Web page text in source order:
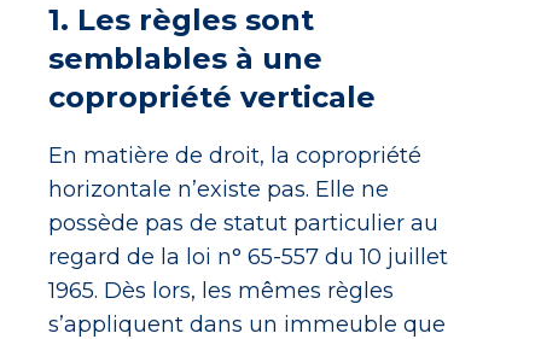
1. Les règles sont
semblables à une
copropriété verticale
En matière de droit, la copropriété
horizontale n’existe pas. Elle ne
possède pas de statut particulier au
regard de la loi n° 65-557 du 10 juillet
1965. Dès lors, les mêmes règles
s’appliquent dans un immeuble que